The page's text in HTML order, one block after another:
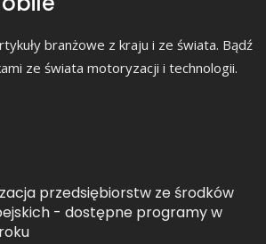
branżowe z kraju i ze świata. Bądź
ze świata motoryzacji i technologii.
przedsiębiorstw ze środków
- dostępne programy w